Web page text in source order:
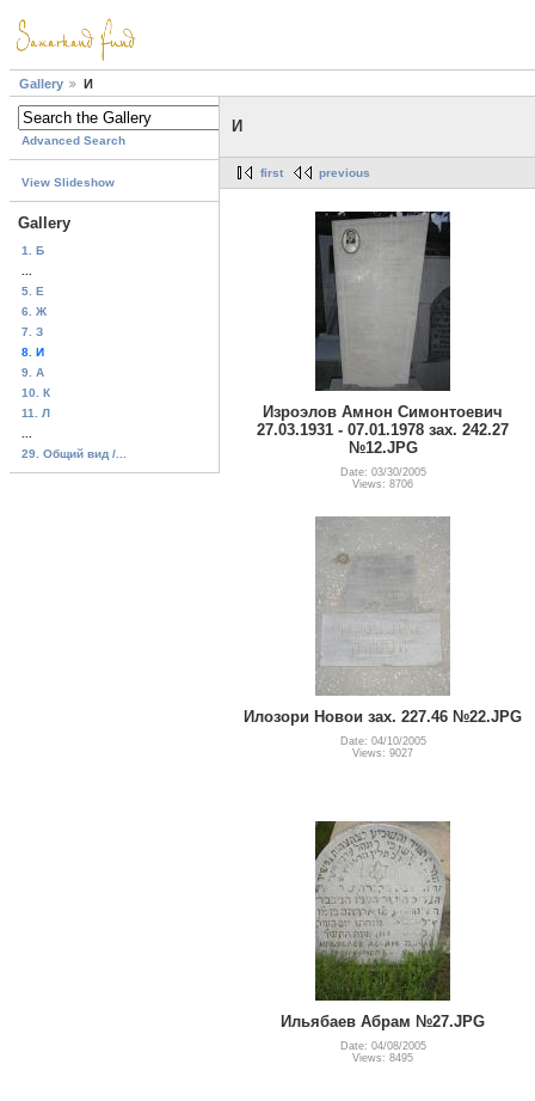
Gallery И
Advanced Search
View Slideshow
Gallery
1. Б
5. Е
6. Ж
7. З
8. И
9. A
10. К
11. Л
29. Общий вид /...
И
first previous
Изроэлов Амнон Симонтоевич
27.03.1931 - 07.01.1978 зах. 242.27
№12.JPG
Date: 03/30/2005
Views: 8706
Илозори Новои зах. 227.46 №22.JPG
Date: 04/10/2005
Views: 9027
Ильябаев Абрам №27.JPG
Date: 04/08/2005
Views: 8495